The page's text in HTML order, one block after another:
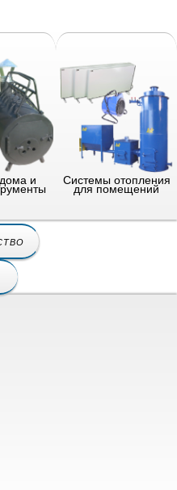
и Системы отопления
для помещений